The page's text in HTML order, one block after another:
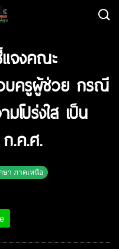
แจงคณะ
บครูผู้ช่วย กรณี
โปร่งใส เป็น
.ค.ศ.
ษา ภาคเหนือ